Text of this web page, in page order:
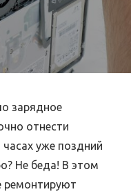
зарядное
отнести
уже поздний
Не беда! В этом
ремонтируют